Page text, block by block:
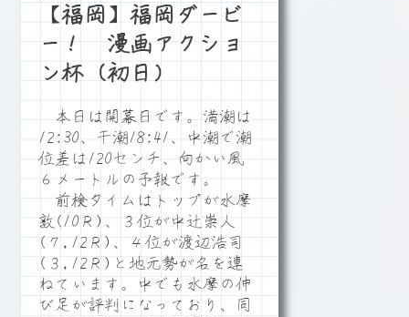
【福岡】福岡ダービ
ー！ 漫画アクショ
ン杯（初日）
本日は開幕日です。満潮は
12:30、干潮18:41、中潮で潮
位差は120センチ、向かい風
６メートルの予報です。
前検タイムはトップが水摩
敦(10Ｒ)、３位が中辻崇人
(７,12Ｒ)、４位が渡辺浩司
(３,12Ｒ)と地元勢が名を連
ねています。中でも水摩の伸
び足が評判になっており、同